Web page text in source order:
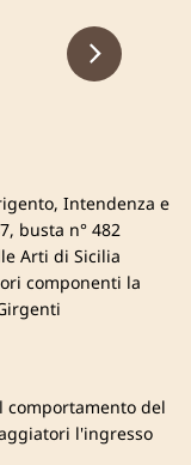
Intendenza e
busta n° 482
Arti di Sicilia
componenti la
comportamento del
l'ingresso